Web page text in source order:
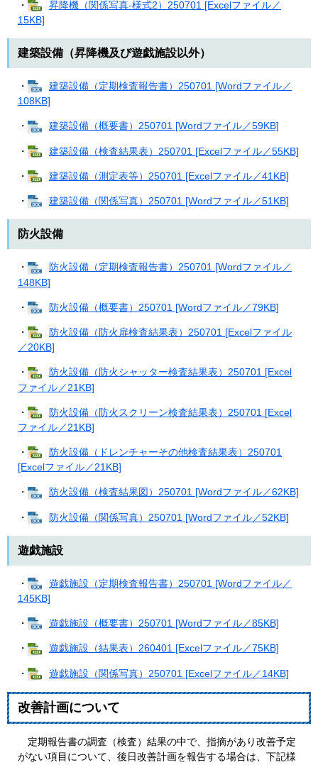
・
昇降機（関係写真-様式2）250701 [Excelファイル／
15KB]
建築設備（昇降機及び遊戯施設以外）
・
建築設備（定期検査報告書）250701 [Wordファイル／
108KB]
・ 建築設備（概要書）250701 [Wordファイル／59KB]
・ 建築設備（検査結果表）250701 [Excelファイル／55KB]
・ 建築設備（測定表等）250701 [Excelファイル／41KB]
・ 建築設備（関係写真）250701 [Wordファイル／51KB]
防火設備
・
防火設備（定期検査報告書）250701 [Wordファイル／
148KB]
・ 防火設備（概要書）250701 [Wordファイル／79KB]
・
防火設備（防火扉検査結果表）250701 [Excelファイル
／20KB]
・
防火設備（防火シャッター検査結果表）250701 [Excel
ファイル／21KB]
・
防火設備（防火スクリーン検査結果表）250701 [Excel
ファイル／21KB]
・
防火設備（ドレンチャーその他検査結果表）250701
[Excelファイル／21KB]
・ 防火設備（検査結果図）250701 [Wordファイル／62KB]
・ 防火設備（関係写真）250701 [Wordファイル／52KB]
遊戯施設
・
遊戯施設（定期検査報告書）250701 [Wordファイル／
145KB]
・ 遊戯施設（概要書）250701 [Wordファイル／85KB]
・ 遊戯施設（結果表）260401 [Excelファイル／75KB]
・ 遊戯施設（関係写真）250701 [Excelファイル／14KB]
改善計画について
定期報告書の調査（検査）結果の中で、指摘があり改善予定
がない項目について、後日改善計画を報告する場合は、下記様